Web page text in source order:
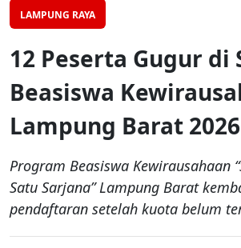
LAMPUNG RAYA
12 Peserta Gugur di
Beasiswa
Lampung Barat 2026
Program Beasiswa Kewirausahaan
Satu Sarjana” Lampung Barat
pendaftaran setelah kuota belum